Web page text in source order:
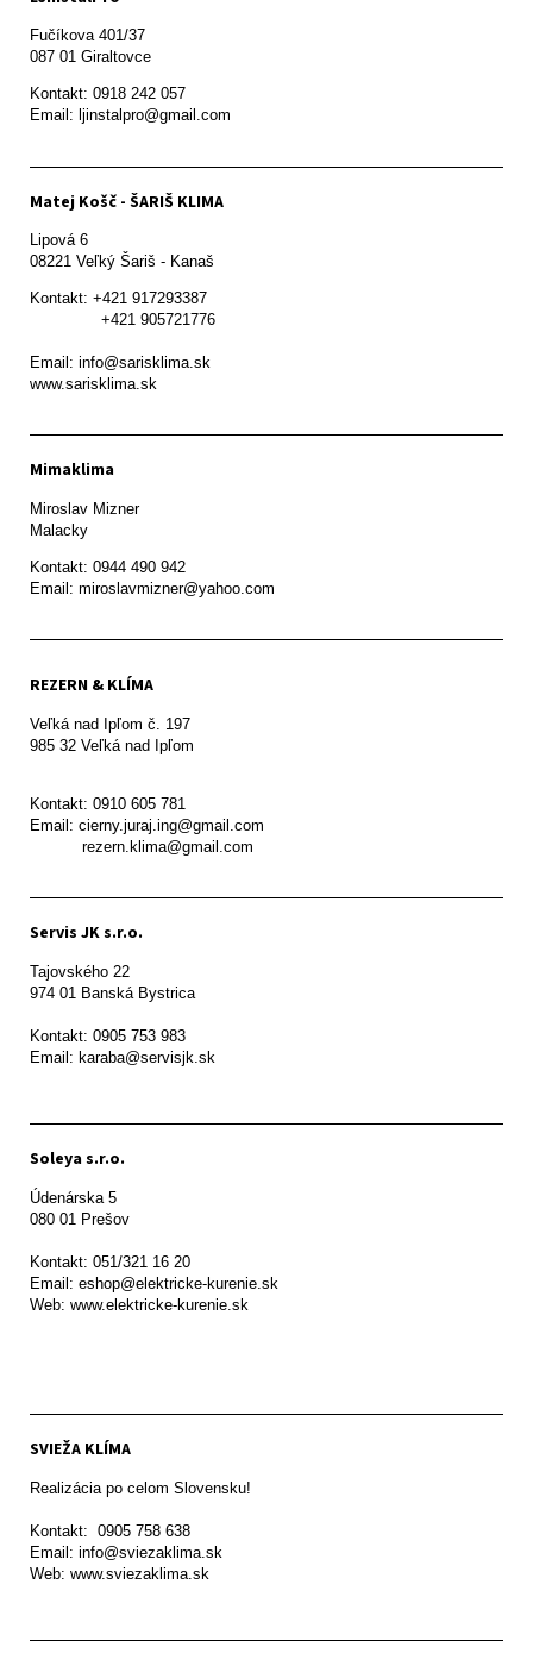
Fučíkova 401/37
087 01 Giraltovce
Kontakt: 0918 242 057
Email: ljinstalpro@gmail.com
Matej Košč - ŠARIŠ KLIMA
Lipová 6
08221 Veľký Šariš - Kanaš
Kontakt: +421 917293387
Email: info@sarisklima.sk
www.sarisklima.sk
Mimaklima
Miroslav Mizner
Malacky
Kontakt: 0944 490 942
REZERN & KLÍMA
Veľká nad Ipľom č. 197
985 32 Veľká nad Ipľom
Kontakt: 0910 605 781
Email: cierny.juraj.ing@gmail.com
           rezern.klima@gmail.com
Servis JK s.r.o.
Tajovského 22
974 01 Banská Bystrica
Kontakt: 0905 753 983
Email: karaba@servisjk.sk
Soleya s.r.o.
Údenárska 5
080 01 Prešov
Kontakt: 051/321 16 20
Email: eshop@elektricke-kurenie.sk
Web: www.elektricke-kurenie.sk
SVIEŽA KLÍMA
Realizácia po celom Slovensku!
Kontakt:  0905 758 638
Email: info@sviezaklima.sk
Web: www.sviezaklima.sk